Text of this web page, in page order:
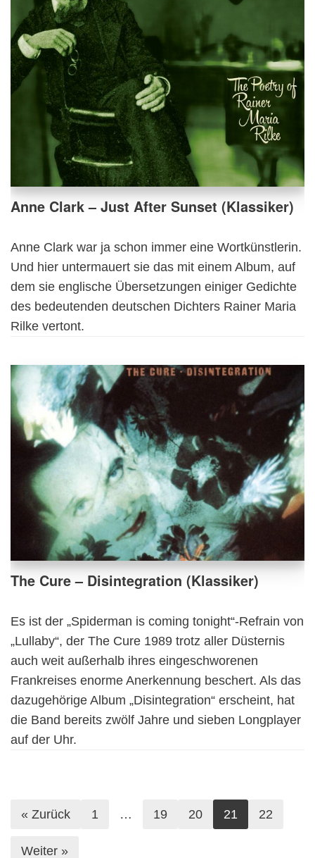
Anne Clark – Just After Sunset (Klassiker)
Anne Clark war ja schon immer eine Wortkünstlerin.
Und hier untermauert sie das mit einem Album, auf
dem sie englische Übersetzungen einiger Gedichte
des bedeutenden deutschen Dichters Rainer Maria
Rilke vertont.
The Cure – Disintegration (Klassiker)
Es ist der „Spiderman is coming tonight“-Refrain von
„Lullaby“, der The Cure 1989 trotz aller Düsternis
auch weit außerhalb ihres eingeschworenen
Frankreises enorme Anerkennung beschert. Als das
dazugehörige Album „Disintegration“ erscheint, hat
die Band bereits zwölf Jahre und sieben Longplayer
auf der Uhr.
« Zurück 1 … 19 20 21 22
Weiter »